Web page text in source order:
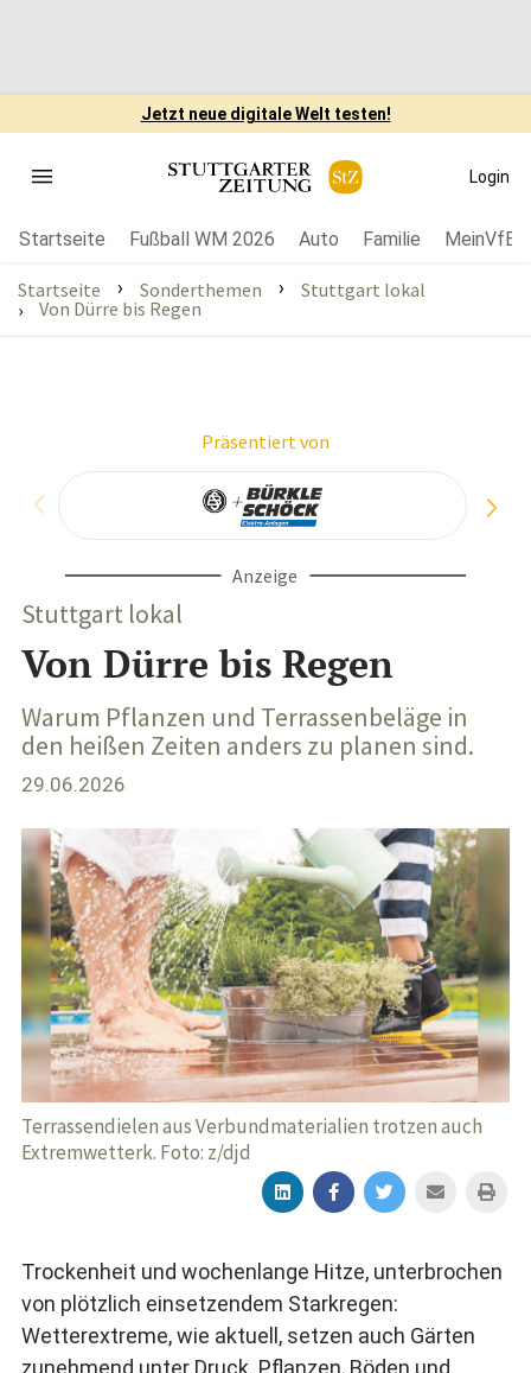
Jetzt neue digitale Welt testen!
Login
Startseite Fußball WM 2026 Auto Familie MeinVfB
Startseite › Sonderthemen ›
Stuttgart lokal
›
Von Dürre bis Regen
Präsentiert von
Anzeige
Stuttgart lokal
Von Dürre bis Regen
Warum Pflanzen und Terrassenbeläge in
den heißen Zeiten anders zu planen sind.
29.06.2026
Terrassendielen aus Verbundmaterialien trotzen auch
Extremwetterk. Foto: z/djd
Trockenheit und wochenlange Hitze, unterbrochen
von plötzlich einsetzendem Starkregen:
Wetterextreme, wie aktuell, setzen auch Gärten
zunehmend unter Druck. Pflanzen, Böden und